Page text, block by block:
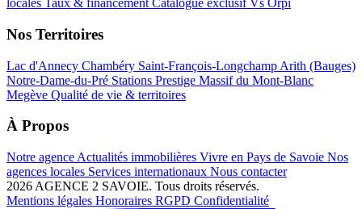
locales Taux & financement Catalogue exclusif Vs Orpi
Nos Territoires
Lac d'Annecy Chambéry Saint-François-Longchamp Arith (Bauges)
Notre-Dame-du-Pré Stations Prestige Massif du Mont-Blanc
Megève Qualité de vie & territoires
À Propos
Notre agence Actualités immobilières Vivre en Pays de Savoie Nos
agences locales Services internationaux Nous contacter
2026 AGENCE 2 SAVOIE. Tous droits réservés.
Mentions légales Honoraires RGPD Confidentialité